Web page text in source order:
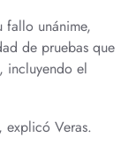
fallo unánime,
de pruebas que
incluyendo el
explicó Veras.